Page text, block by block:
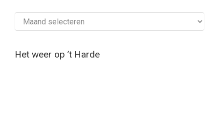
Het weer op ’t Harde